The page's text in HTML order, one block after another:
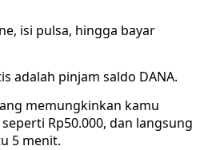
isi pulsa, hingga bayar
adalah pinjam saldo DANA.
memungkinkan kamu
Rp50.000, dan langsung
5 menit.